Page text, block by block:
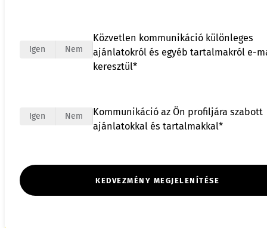
Igen Nem
Közvetlen kommunikáció különleges
ajánlatokról és egyéb tartalmakról e-
keresztül*
Igen Nem
Kommunikáció az Ön profiljára szabott
ajánlatokkal és tartalmakkal*
KEDVEZMÉNY MEGJELENÍTÉSE